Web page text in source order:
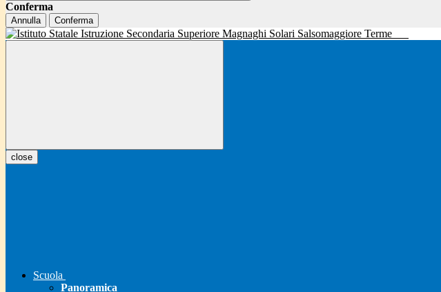
Conferma
Annulla Conferma
close
Scuola
Panoramica